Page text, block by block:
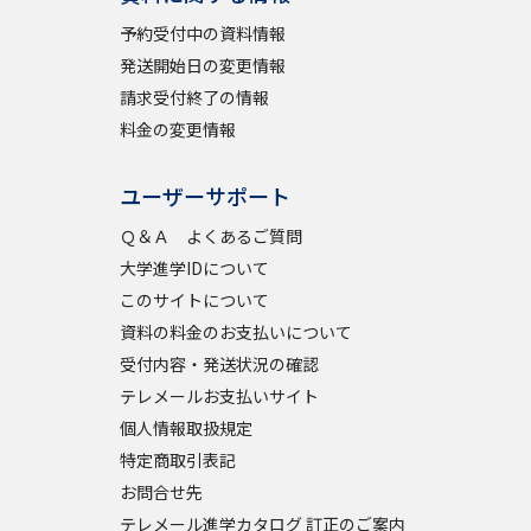
予約受付中の資料情報
発送開始日の変更情報
請求受付終了の情報
料金の変更情報
ユーザーサポート
Ｑ＆Ａ よくあるご質問
大学進学IDについて
このサイトについて
資料の料金のお支払いについて
受付内容・発送状況の確認
テレメールお支払いサイト
個人情報取扱規定
特定商取引表記
お問合せ先
テレメール進学カタログ 訂正のご案内